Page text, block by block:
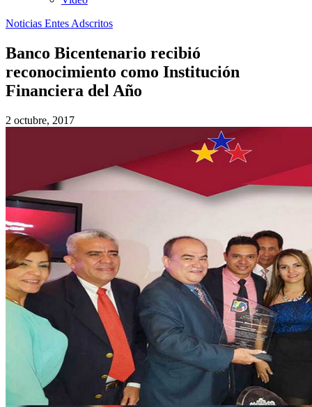
Noticias Entes Adscritos
Banco Bicentenario recibió
reconocimiento como Institución
Financiera del Año
2 octubre, 2017